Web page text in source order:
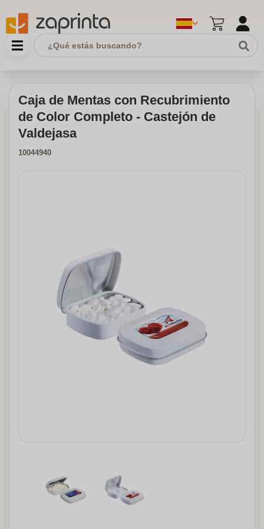
Caja de Mentas con Recubrimiento
de Color Completo - Castejón de
Valdejasa
10044940